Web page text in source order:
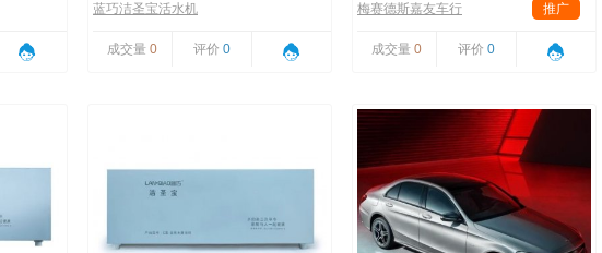
蓝巧洁圣宝活水机
成交量 0 评价 0
梅赛德斯嘉友车行
推广
成交量 0 评价 0